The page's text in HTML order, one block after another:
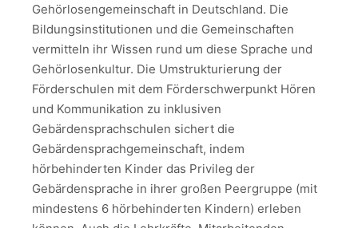
Gehörlosengemeinschaft in Deutschland. Die
Bildungsinstitutionen und die Gemeinschaften
vermitteln ihr Wissen rund um diese Sprache und
Gehörlosenkultur. Die Umstrukturierung der
Förderschulen mit dem Förderschwerpunkt Hören
und Kommunikation zu inklusiven
Gebärdensprachschulen sichert die
Gebärdensprachgemeinschaft, indem
hörbehinderten Kinder das Privileg der
Gebärdensprache in ihrer großen Peergruppe (mit
mindestens 6 hörbehinderten Kindern) erleben